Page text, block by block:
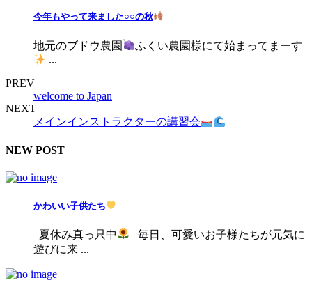
今年もやって来ました○○の秋
地元のブドウ農園
ふくい農園様にて始まってまーす
...
PREV
welcome to Japan
NEXT
メインインストラクターの講習会
NEW POST
かわいい子供たち
夏休み真っ只中
毎日、可愛いお子様たちが元気に
遊びに来 ...